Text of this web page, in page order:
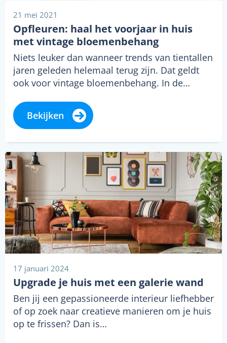
21 mei 2021
Opfleuren: haal het voorjaar in huis
met vintage bloemenbehang
Niets leuker dan wanneer trends van tientallen
jaren geleden helemaal terug zijn. Dat geldt
ook voor vintage bloemenbehang. In de…
Bekijken
17 januari 2024
Upgrade je huis met een galerie wand
Ben jij een gepassioneerde interieur liefhebber
of op zoek naar creatieve manieren om je huis
op te frissen? Dan is…